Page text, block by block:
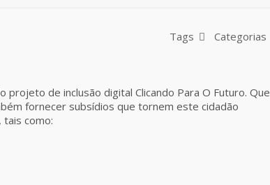
Categorias
Tags
de inclusão digital Clicando Para O Futuro. Que
fornecer subsídios que tornem este cidadão
como: